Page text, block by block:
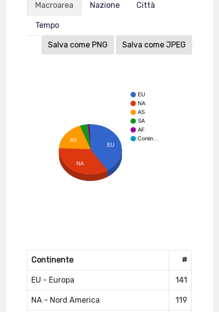
Macroarea Nazione Città
Tempo
Salva come PNG Salva come JPEG
EU
NA
AS
SA
AF
Contin…
EU
AS
NA
Continente #
EU - Europa 141
NA - Nord America 119